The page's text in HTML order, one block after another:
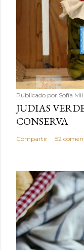
Publicado por Sofía
JUDIAS
CONSERVA
Compartir 52